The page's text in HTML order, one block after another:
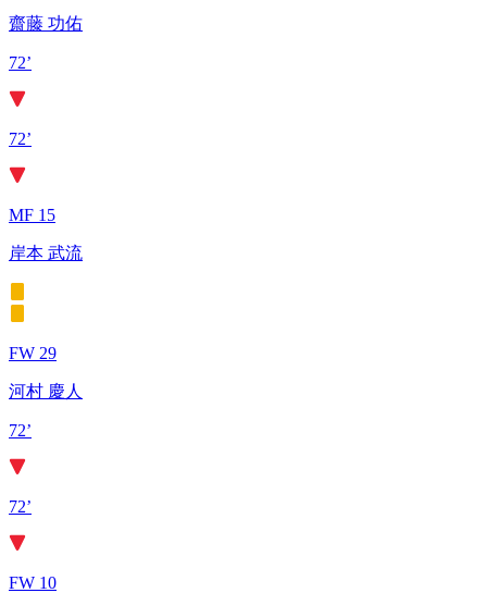
齋藤 功佑
72’
72’
MF 15
岸本 武流
FW 29
河村 慶人
72’
72’
FW 10